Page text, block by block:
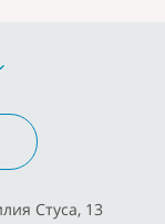
Стуса, 13